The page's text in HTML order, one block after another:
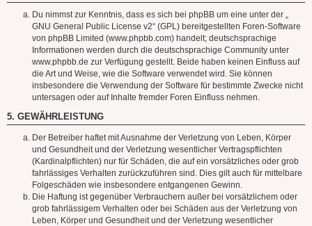
Du nimmst zur Kenntnis, dass es sich bei phpBB um eine unter der „
GNU General Public License v2“ (GPL) bereitgestellten Foren-Software
von phpBB Limited (www.phpbb.com) handelt; deutschsprachige
Informationen werden durch die deutschsprachige Community unter
www.phpbb.de zur Verfügung gestellt. Beide haben keinen Einfluss auf
die Art und Weise, wie die Software verwendet wird. Sie können
insbesondere die Verwendung der Software für bestimmte Zwecke nicht
untersagen oder auf Inhalte fremder Foren Einfluss nehmen.
5. GEWÄHRLEISTUNG
Der Betreiber haftet mit Ausnahme der Verletzung von Leben, Körper
und Gesundheit und der Verletzung wesentlicher Vertragspflichten
(Kardinalpflichten) nur für Schäden, die auf ein vorsätzliches oder grob
fahrlässiges Verhalten zurückzuführen sind. Dies gilt auch für mittelbare
Folgeschäden wie insbesondere entgangenen Gewinn.
Die Haftung ist gegenüber Verbrauchern außer bei vorsätzlichem oder
grob fahrlässigem Verhalten oder bei Schäden aus der Verletzung von
Leben, Körper und Gesundheit und der Verletzung wesentlicher